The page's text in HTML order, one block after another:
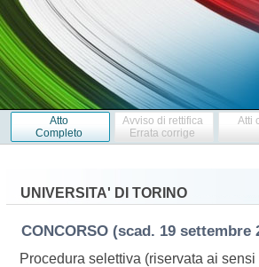
Atto
Completo
Avviso di rettifica
Errata corrige
Atti
UNIVERSITA' DI TORINO
CONCORSO (scad. 19 settembre
Procedura selettiva (riservata ai